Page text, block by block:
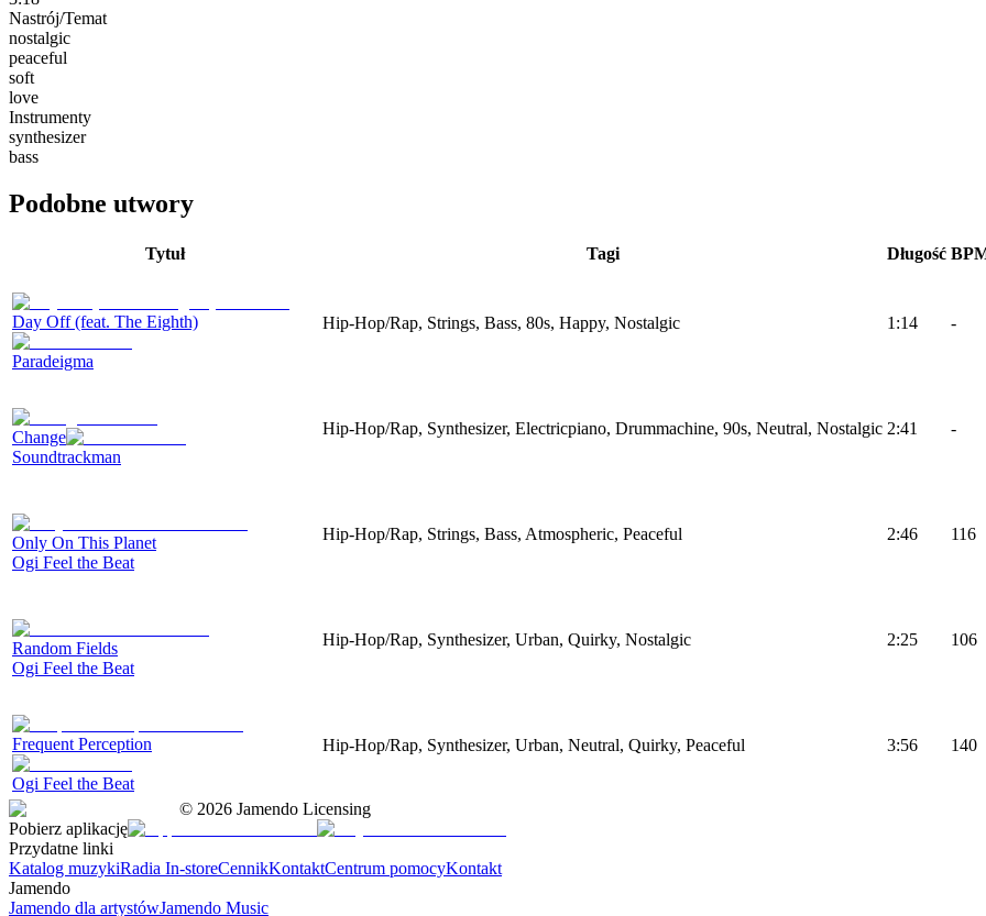
Nastrój/Temat
nostalgic
peaceful
soft
love
Instrumenty
synthesizer
bass
Podobne utwory
Tytuł Tagi Długość
Day Off (feat. The Eighth)
Paradeigma
Hip-Hop/Rap, Strings, Bass, 80s, Happy, Nostalgic 1:14 -
Change
Soundtrackman
Hip-Hop/Rap, Synthesizer, Electricpiano, Drummachine, 90s, Neutral, Nostalgic 2:41 -
Only On This Planet
Ogi Feel the Beat
Hip-Hop/Rap, Strings, Bass, Atmospheric, Peaceful 2:46 116
Random Fields
Ogi Feel the Beat
Hip-Hop/Rap, Synthesizer, Urban, Quirky, Nostalgic 2:25 106
Frequent Perception
Ogi Feel the Beat
Hip-Hop/Rap, Synthesizer, Urban, Neutral, Quirky, Peaceful 3:56 140
© 2026 Jamendo Licensing
Pobierz aplikację
Przydatne linki
Katalog muzykiRadia In-storeCennikKontaktCentrum pomocyKontakt
Jamendo
Jamendo dla artystówJamendo Music